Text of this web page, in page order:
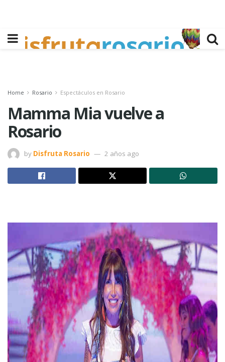
Home Rosario Espectáculos en Rosario
Mamma Mia vuelve a
Rosario
by Disfruta Rosario 2 años ago